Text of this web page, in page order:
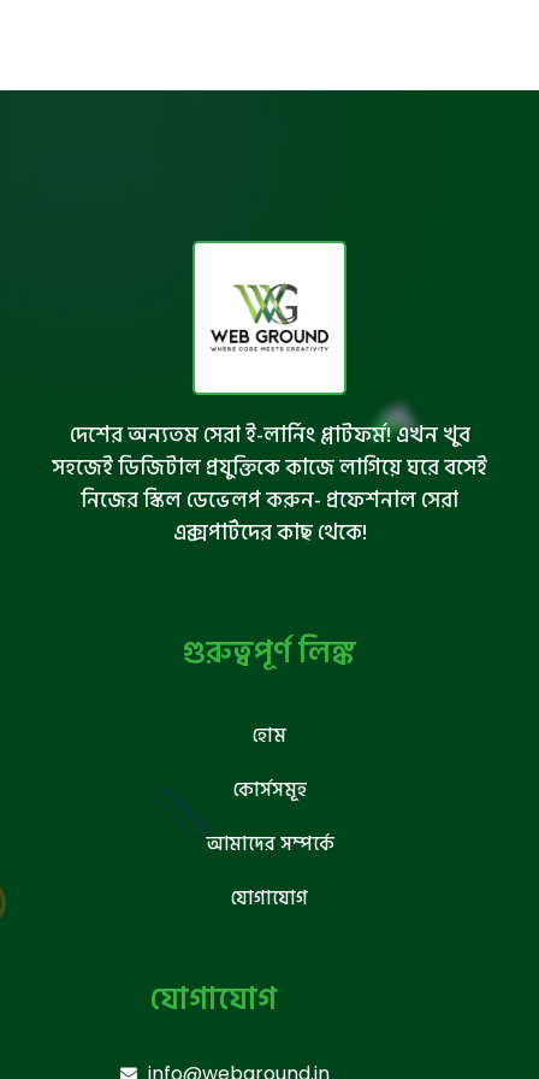
দেশের অন্যতম সেরা ই-লার্নিং প্লাটফর্ম! এখন খুব
সহজেই ডিজিটাল প্রযুক্তিকে কাজে লাগিয়ে ঘরে বসেই
নিজের স্কিল ডেভেলপ করুন- প্রফেশনাল সেরা
এক্সপার্টদের কাছ থেকে!
গুরুত্বপূর্ণ লিঙ্ক
হোম
কোর্সসমূহ
আমাদের সম্পর্কে
যোগাযোগ
যোগাযোগ